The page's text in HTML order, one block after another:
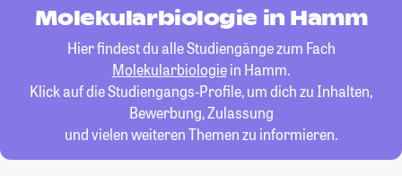
Molekularbiologie in Hamm
Hier findest du alle Studiengänge zum Fach
Molekularbiologiein Hamm.
Klick auf die Studiengangs-Profile, um dich zu Inhalten,
Bewerbung, Zulassung
und vielen weiteren Themen zu informieren.